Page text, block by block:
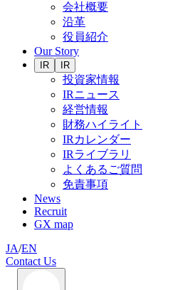
会社概要
沿革
役員紹介
Our Story
IR IR
投資家情報
IRニュース
経営情報
財務ハイライト
IRカレンダー
IRライブラリ
よくあるご質問
免責事項
News
Recruit
GX map
JA/EN
Contact Us